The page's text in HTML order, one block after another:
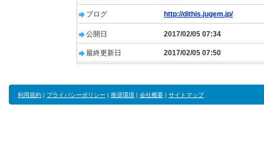
ブログ http://dithis.jugem.jp/
公開日 2017/02/05 07:34
最終更新日 2017/02/05 07:50
利用規約 | プライバシーポリシー | 推奨環境 | 会社概要 | サイトマップ